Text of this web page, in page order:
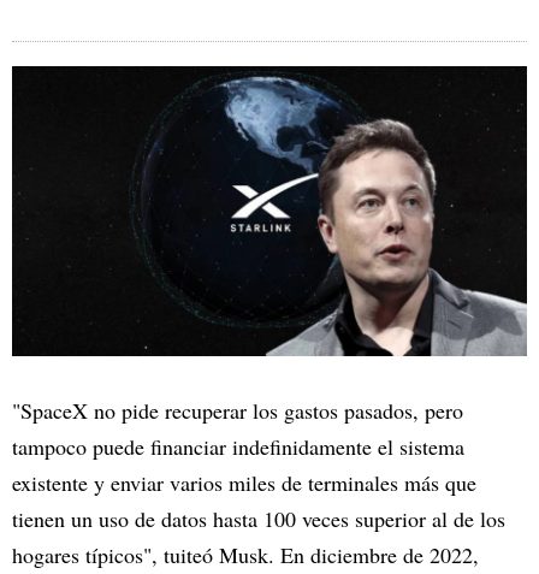
"SpaceX no pide recuperar los gastos pasados, pero
tampoco puede financiar indefinidamente el sistema
existente y enviar varios miles de terminales más que
tienen un uso de datos hasta 100 veces superior al de los
hogares típicos", tuiteó Musk. En diciembre de 2022,